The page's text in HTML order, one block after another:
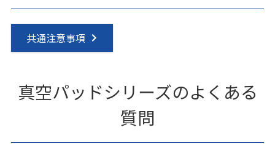
共通注意事項
真空パッドシリーズのよくある
質問